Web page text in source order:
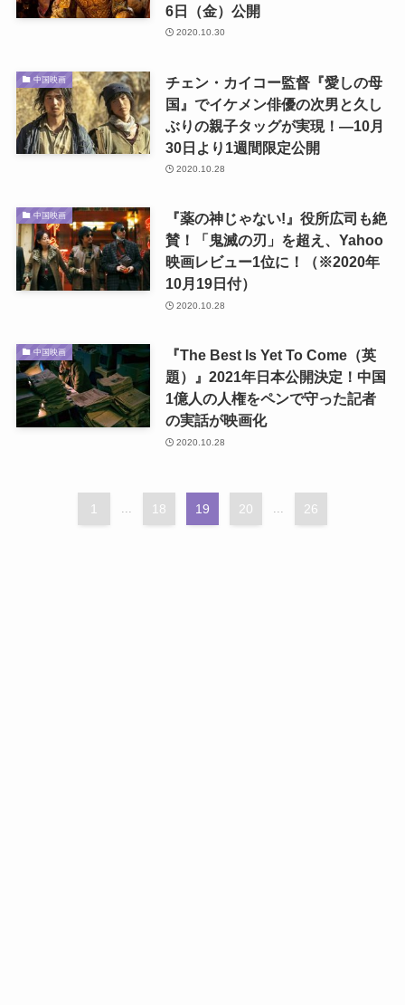
6日（金）公開
2020.10.30
中国映画
チェン・カイコー監督『愛しの母
国』でイケメン俳優の次男と久し
ぶりの親子タッグが実現！―10月
30日より1週間限定公開
2020.10.28
中国映画
『薬の神じゃない!』役所広司も絶
賛！「鬼滅の刃」を超え、Yahoo
映画レビュー1位に！（※2020年
10月19日付）
2020.10.28
中国映画
『The Best Is Yet To Come（英
題）』2021年日本公開決定！中国
1億人の人権をペンで守った記者
の実話が映画化
2020.10.28
1 18 19 20 26